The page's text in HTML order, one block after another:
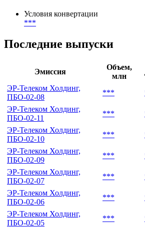
Условия конвертации
***
Последние выпуски
Эмиссия
Объем,
млн
ЭР-Телеком Холдинг,
ПБО-02-08
***
ЭР-Телеком Холдинг,
ПБО-02-11
***
ЭР-Телеком Холдинг,
ПБО-02-10
***
ЭР-Телеком Холдинг,
ПБО-02-09
***
ЭР-Телеком Холдинг,
ПБО-02-07
***
ЭР-Телеком Холдинг,
ПБО-02-06
***
ЭР-Телеком Холдинг,
ПБО-02-05
***